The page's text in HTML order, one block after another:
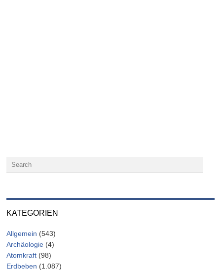
KATEGORIEN
Allgemein (543)
Archäologie (4)
Atomkraft (98)
Erdbeben (1.087)